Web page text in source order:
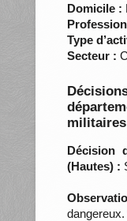
Domicile :
Type
Secteur :
Décision
(Hautes) :